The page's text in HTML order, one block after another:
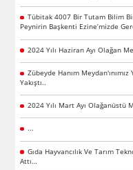
Tübitak 4007 Bir Tutam Bilim
Peynirin Başkenti Ezine’mizde
2024 Yılı Haziran Ayı Olağan
Zübeyde Hanım
Yakıştı..
2024 Yılı Mart Ayı Olağanüstü
...
Gıda Hayvancılık Ve Tarım
Attı…